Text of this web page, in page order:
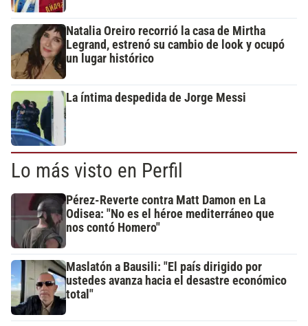
Natalia Oreiro recorrió la casa de Mirtha
Legrand, estrenó su cambio de look y ocupó
un lugar histórico
La íntima despedida de Jorge Messi
Lo más visto en Perfil
Pérez-Reverte contra Matt Damon en La
Odisea: "No es el héroe mediterráneo que
nos contó Homero"
Maslatón a Bausili: "El país dirigido por
ustedes avanza hacia el desastre económico
total"